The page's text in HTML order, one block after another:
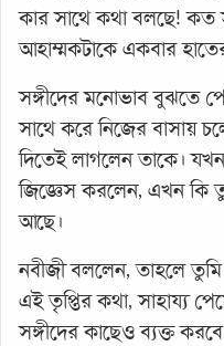
কার সাথে কথা বলছে! কত
আহাম্মকটাকে একবার
সঙ্গীদের মনোভাব বুঝতে
সাথে করে নিজের বাসায়
দিতেই লাগলেন তাকে।
জিজ্ঞেস করলেন, এখন কি
আছে।
নবীজী বললেন, তাহলে
এই তৃপ্তির কথা, সাহায্য
সঙ্গীদের কাছেও ব্যক্ত